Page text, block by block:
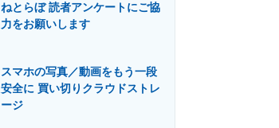
マーケ×ITの今がよく分かる
ねとらぼ 読者アンケートにご協
力をお願いします
スマホの写真／動画をもう一段
安全に 買い切りクラウドストレ
ージ